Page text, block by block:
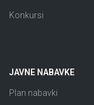
Konkursi
JAVNE NABAVKE
Plan nabavki